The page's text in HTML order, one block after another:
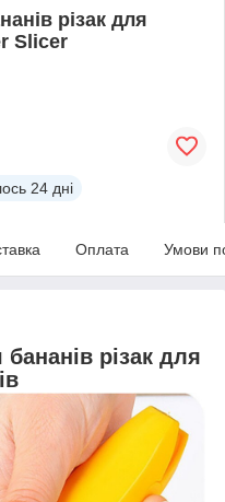
різак для
Slicer
24 дні
Оплата Умови
різак для